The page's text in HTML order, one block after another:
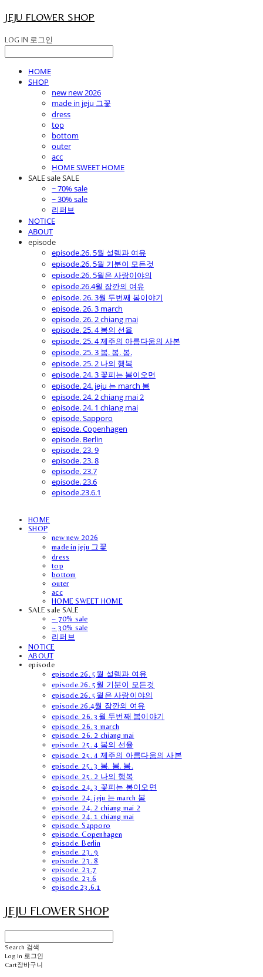
JEJU FLOWER SHOP
LOG IN 로그인
HOME
SHOP
new new 2026
made in jeju 그꽃
dress
top
bottom
outer
acc
HOME SWEET HOME
SALE sale SALE
~ 70% sale
~ 30% sale
리퍼브
NOTICE
ABOUT
episode
episode.26. 5월 설렘과 여유
episode.26. 5월 기분이 모든것
episode.26. 5월은 사랑이야의
episode.26.4월 잠깐의 여유
episode. 26. 3월 두번째 봄이야기
episode. 26. 3 march
episode. 26. 2 chiang mai
episode. 25. 4 봄의 선율
episode. 25. 4 제주의 아름다움의 사본
episode. 25. 3 봄. 봄. 봄.
episode. 25. 2 나의 행복
episode. 24. 3 꽃피는 봄이오면
episode. 24. jeju 는 march 봄
episode. 24. 2 chiang mai 2
episode. 24. 1 chiang mai
episode. Sapporo
episode. Copenhagen
episode. Berlin
episode. 23. 9
episode. 23. 8
episode. 23.7
episode. 23.6
episode.23.6.1
HOME
SHOP
new new 2026
made in jeju 그꽃
dress
top
bottom
outer
acc
HOME SWEET HOME
SALE sale SALE
~ 70% sale
~ 30% sale
리퍼브
NOTICE
ABOUT
episode
episode.26. 5월 설렘과 여유
episode.26. 5월 기분이 모든것
episode.26. 5월은 사랑이야의
episode.26.4월 잠깐의 여유
episode. 26. 3월 두번째 봄이야기
episode. 26. 3 march
episode. 26. 2 chiang mai
episode. 25. 4 봄의 선율
episode. 25. 4 제주의 아름다움의 사본
episode. 25. 3 봄. 봄. 봄.
episode. 25. 2 나의 행복
episode. 24. 3 꽃피는 봄이오면
episode. 24. jeju 는 march 봄
episode. 24. 2 chiang mai 2
episode. 24. 1 chiang mai
episode. Sapporo
episode. Copenhagen
episode. Berlin
episode. 23. 9
episode. 23. 8
episode. 23.7
episode. 23.6
episode.23.6.1
JEJU FLOWER SHOP
Search 검색
Log In 로그인
Cart장바구니